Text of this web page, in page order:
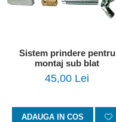
Sistem prindere pentru
montaj sub blat
45,00 Lei
ADAUGA IN COS